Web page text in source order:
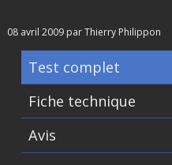
08 avril 2009 par Thierry Philippon
Test complet
Fiche technique
Avis